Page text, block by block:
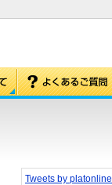
Tweets by platonline